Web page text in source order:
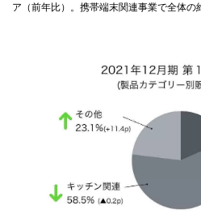
ア（前年比）。携帯端末関連事業で全体